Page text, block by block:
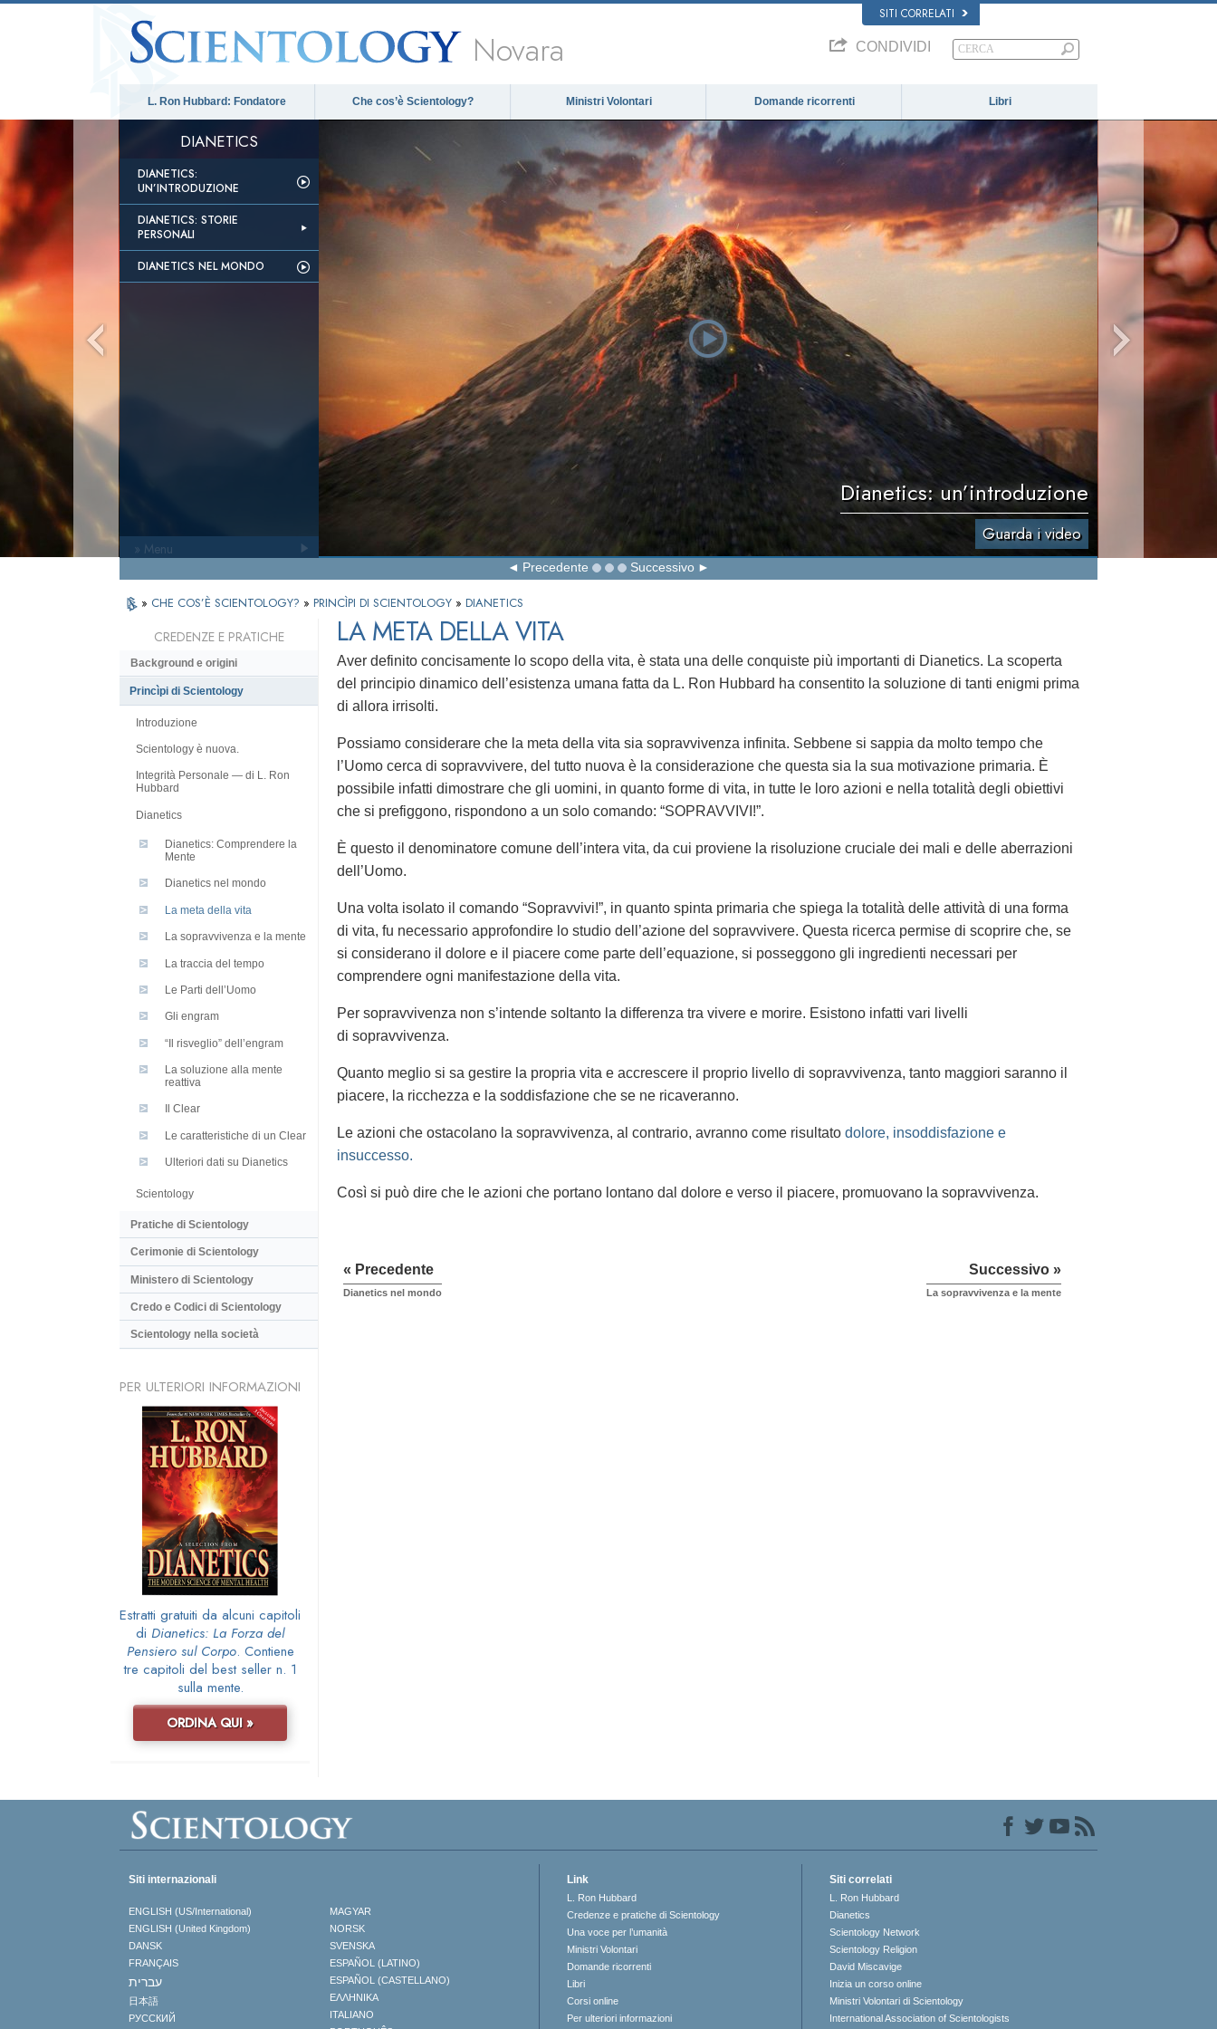
SITI CORRELATI
Novara CONDIVIDI
L. Ron Hubbard: Fondatore Che cos’è Scientology? Ministri Volontari Domande ricorrenti Libri
DIANETICS
DIANETICS:
UN’INTRODUZIONE
DIANETICS: STORIE
PERSONALI
DIANETICS NEL MONDO
Dianetics: un’introduzione
Guarda i video
Precedente Successivo
» Menu
» CHE COS’È SCIENTOLOGY? » PRINCÌPI DI SCIENTOLOGY » DIANETICS
LA META DELLA VITA
Aver definito concisamente lo scopo della vita, è stata una delle conquiste più importanti di Dianetics. La scoperta
del principio dinamico dell’esistenza umana fatta da L. Ron Hubbard ha consentito la soluzione di tanti enigmi prima
di allora irrisolti.
Possiamo considerare che la meta della vita sia sopravvivenza infinita. Sebbene si sappia da molto tempo che
l’Uomo cerca di sopravvivere, del tutto nuova è la considerazione che questa sia la sua motivazione primaria. È
possibile infatti dimostrare che gli uomini, in quanto forme di vita, in tutte le loro azioni e nella totalità degli obiettivi
che si prefiggono, rispondono a un solo comando: “SOPRAVVIVI!”.
È questo il denominatore comune dell’intera vita, da cui proviene la risoluzione cruciale dei mali e delle aberrazioni
dell’Uomo.
Una volta isolato il comando “Sopravvivi!”, in quanto spinta primaria che spiega la totalità delle attività di una forma
di vita, fu necessario approfondire lo studio dell’azione del sopravvivere. Questa ricerca permise di scoprire che, se
si considerano il dolore e il piacere come parte dell’equazione, si posseggono gli ingredienti necessari per
comprendere ogni manifestazione della vita.
Per sopravvivenza non s’intende soltanto la differenza tra vivere e morire. Esistono infatti vari livelli
di sopravvivenza.
Quanto meglio si sa gestire la propria vita e accrescere il proprio livello di sopravvivenza, tanto maggiori saranno il
piacere, la ricchezza e la soddisfazione che se ne ricaveranno.
Le azioni che ostacolano la sopravvivenza, al contrario, avranno come risultato dolore, insoddisfazione e
insuccesso.
Così si può dire che le azioni che portano lontano dal dolore e verso il piacere, promuovano la sopravvivenza.
« Precedente
Dianetics nel mondo
Successivo »
La sopravvivenza e la mente
CREDENZE E PRATICHE
Background e origini
Princìpi di Scientology
Introduzione
Scientology è nuova.
Integrità Personale — di L. Ron
Hubbard
Dianetics
Dianetics: Comprendere la
Mente
Dianetics nel mondo
La meta della vita
La sopravvivenza e la mente
La traccia del tempo
Le Parti dell’Uomo
Gli engram
“Il risveglio” dell’engram
La soluzione alla mente
reattiva
Il Clear
Le caratteristiche di un Clear
Ulteriori dati su Dianetics
Scientology
Pratiche di Scientology
Cerimonie di Scientology
Ministero di Scientology
Credo e Codici di Scientology
Scientology nella società
PER ULTERIORI INFORMAZIONI
Estratti gratuiti da alcuni capitoli
di Dianetics: La Forza del
Pensiero sul Corpo. Contiene
tre capitoli del best seller n. 1
sulla mente.
ORDINA QUI »
Siti internazionali
ENGLISH (US/International)
ENGLISH (United Kingdom)
DANSK
FRANÇAIS
עברית
日本語
РУССКИЙ
MAGYAR
NORSK
SVENSKA
ESPAÑOL (LATINO)
ESPAÑOL (CASTELLANO)
ΕΛΛΗΝΙΚA
ITALIANO
Link
L. Ron Hubbard
Credenze e pratiche di Scientology
Una voce per l’umanità
Ministri Volontari
Domande ricorrenti
Libri
Corsi online
Per ulteriori informazioni
Siti correlati
L. Ron Hubbard
Dianetics
Scientology Network
Scientology Religion
David Miscavige
Inizia un corso online
Ministri Volontari di Scientology
International Association of Scientologists